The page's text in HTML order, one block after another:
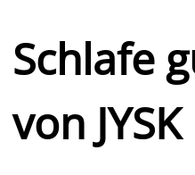
Schlafe
von JYSK